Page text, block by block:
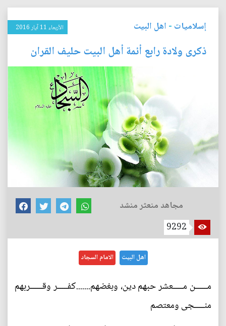
إسلاميات - اهل البيت الأربعاء 11 آيار 2016
ذكرى ولادة رابع أئمة أهل البيت حليف القران
مجاهد منعثر منشد
9292
اهل البيت الامام السجاد
مــــــن مـــــعشر حبهم دين، وبغضهم.......كفـــــر وقــــــربهم
منـــــجى ومعتصم